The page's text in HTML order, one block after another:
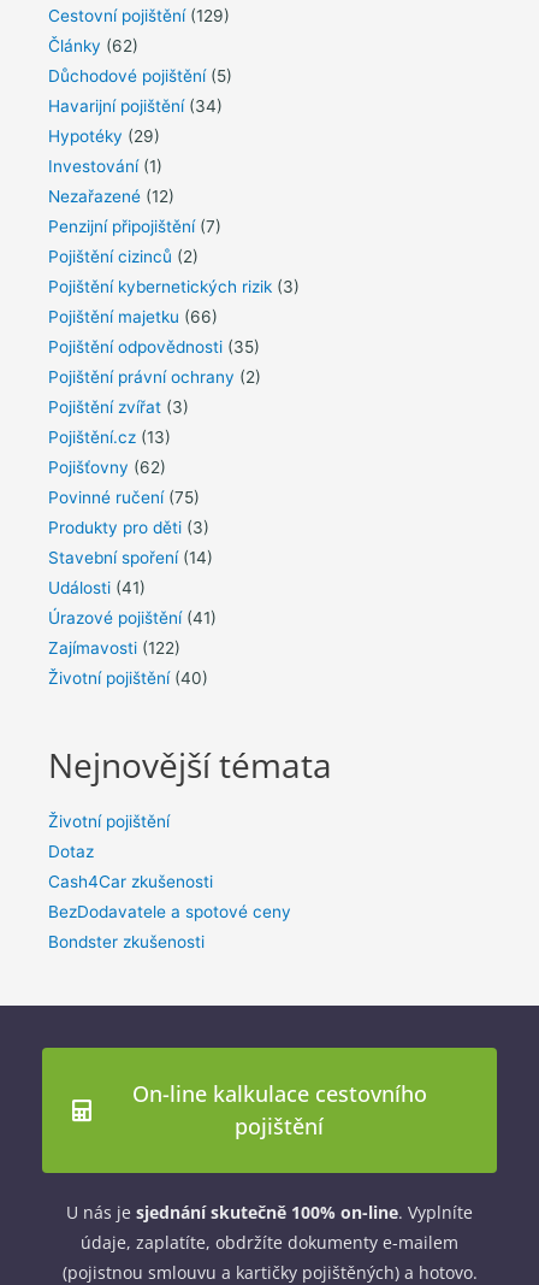
Cestovní pojištění(129)
Články (62)
Důchodové pojištění(5)
Havarijní pojištění(34)
Hypotéky (29)
Investování(1)
Nezařazené (12)
Penzijní připojištění(7)
Pojištění cizinců (2)
Pojištění kybernetických rizik (3)
Pojištění majetku (66)
Pojištění odpovědnosti (35)
Pojištění právní ochrany (2)
Pojištění zvířat (3)
Pojištění.cz (13)
Pojišťovny (62)
Povinné ručení(75)
Produkty pro děti (3)
Stavební spoření(14)
Události (41)
Úrazové pojištění(41)
Zajímavosti (122)
Životní pojištění(40)
Nejnovější témata
Životní pojištění
Dotaz
Cash4Car zkušenosti
BezDodavatele a spotové ceny
Bondster zkušenosti
On-line kalkulace cestovního
pojištění
U nás je sjednání skutečně 100% on-line. Vyplníte
údaje, zaplatíte, obdržíte dokumenty e-mailem
(pojistnou smlouvu a kartičky pojištěných) a hotovo.